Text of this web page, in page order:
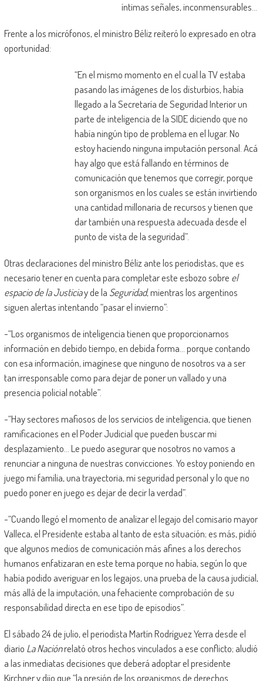
íntimas señales, inconmensurables…
Frente a los micrófonos, el ministro Béliz reiteró lo expresado en otra
oportunidad:
“En el mismo momento en el cual la TV estaba
pasando las imágenes de los disturbios, había
llegado a la Secretaría de Seguridad Interior un
parte de inteligencia de la SIDE diciendo que no
había ningún tipo de problema en el lugar. No
estoy haciendo ninguna imputación personal. Acá
hay algo que está fallando en términos de
comunicación que tenemos que corregir, porque
son organismos en los cuales se están invirtiendo
una cantidad millonaria de recursos y tienen que
dar también una respuesta adecuada desde el
punto de vista de la seguridad”.
Otras declaraciones del ministro Béliz ante los periodistas, que es
necesario tener en cuenta para completar este esbozo sobre el
espacio de la Justiciay de la Seguridad, mientras los argentinos
siguen alertas intentando “pasar el invierno”:
-“Los organismos de inteligencia tienen que proporcionarnos
información en debido tiempo, en debida forma… porque contando
con esa información, imagínese que ninguno de nosotros va a ser
tan irresponsable como para dejar de poner un vallado y una
presencia policial notable”.
-“Hay sectores mafiosos de los servicios de inteligencia, que tienen
ramificaciones en el Poder Judicial que pueden buscar mi
desplazamiento… Le puedo asegurar que nosotros no vamos a
renunciar a ninguna de nuestras convicciones. Yo estoy poniendo en
juego mi familia, una trayectoria, mi seguridad personal y lo que no
puedo poner en juego es dejar de decir la verdad”.
-“Cuando llegó el momento de analizar el legajo del comisario mayor
Valleca, el Presidente estaba al tanto de esta situación; es más, pidió
que algunos medios de comunicación más afines a los derechos
humanos enfatizaran en este tema porque no había, según lo que
había podido averiguar en los legajos, una prueba de la causa judicial,
más allá de la imputación, una fehaciente comprobación de su
responsabilidad directa en ese tipo de episodios”.
El sábado 24 de julio, el periodista Martín Rodríguez Yerra desde el
diario La Naciónrelató otros hechos vinculados a ese conflicto; aludió
a las inmediatas decisiones que deberá adoptar el presidente
Kirchner y dijo que “la presión de los organismos de derechos